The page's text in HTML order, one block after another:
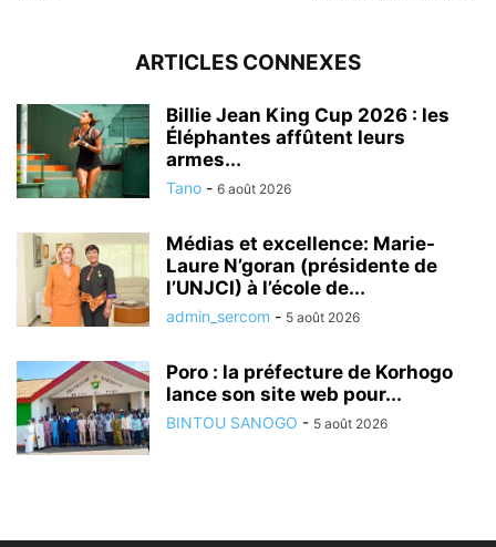
ARTICLES CONNEXES
Billie Jean King Cup 2026 : les
Éléphantes affûtent leurs
armes...
Tano - 6 août 2026
Médias et excellence: Marie-
Laure N’goran (présidente de
l’UNJCI) à l’école de...
admin_sercom - 5 août 2026
Poro : la préfecture de Korhogo
lance son site web pour...
BINTOU SANOGO - 5 août 2026